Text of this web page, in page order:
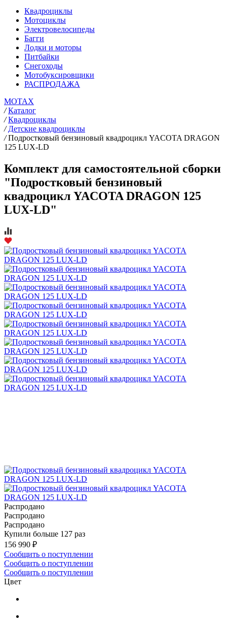
Квадроциклы
Мотоциклы
Электровелосипеды
Багги
Лодки и моторы
Питбайки
Снегоходы
Мотобуксировщики
РАСПРОДАЖА
MOTAX
/ Каталог
/ Квадроциклы
/ Детские квадроциклы
/ Подростковый бензиновый квадроцикл YACOTA DRAGON
125 LUX-LD
Комплект для самостоятельной сборки
"Подростковый бензиновый
квадроцикл YACOTA DRAGON 125
LUX-LD"
Распродано
Распродано
Распродано
Купили больше 127 раз
156 990 ₽
Сообщить о поступлении
Сообщить о поступлении
Сообщить о поступлении
Цвет